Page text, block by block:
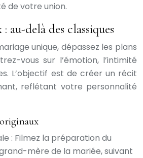
de votre union.
au-delà des classiques
unique, dépassez les plans
vous sur l’émotion, l’intimité
L’objectif est de créer un récit
reflétant votre personnalité
: Filmez la préparation du
mère de la mariée, suivant